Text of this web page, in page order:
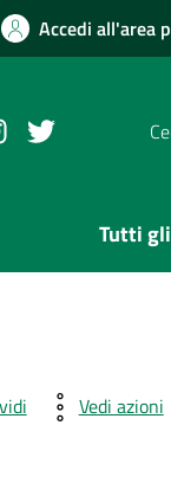
Accedi all'area
InstagramTwitter
Tutti
Vedi azioni